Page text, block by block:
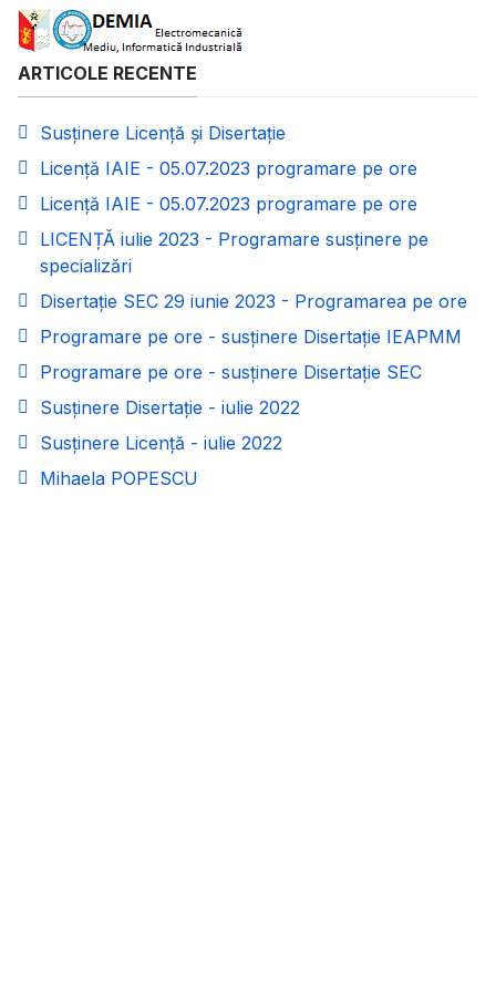
ARTICOLE RECENTE
Susținere Licență și Disertație
Licență IAIE - 05.07.2023 programare pe ore
Licență IAIE - 05.07.2023 programare pe ore
LICENȚĂ iulie 2023 - Programare susținere pe
specializări
Disertație SEC 29 iunie 2023 - Programarea pe ore
Programare pe ore - susținere Disertație IEAPMM
Programare pe ore - susținere Disertație SEC
Susținere Disertație - iulie 2022
Susținere Licență - iulie 2022
Mihaela POPESCU